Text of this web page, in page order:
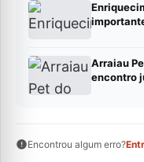
Arraiau
encontro
Encontrou algum erro?